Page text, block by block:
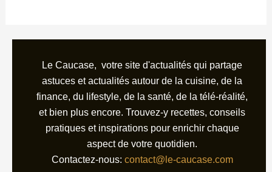
Le Caucase, votre site d'actualités qui partage
astuces et actualités autour de la cuisine, de la
finance, du lifestyle, de la santé, de la télé-réalité,
et bien plus encore. Trouvez-y recettes, conseils
pratiques et inspirations pour enrichir chaque
aspect de votre quotidien.
Contactez-nous: contact@le-caucase.com